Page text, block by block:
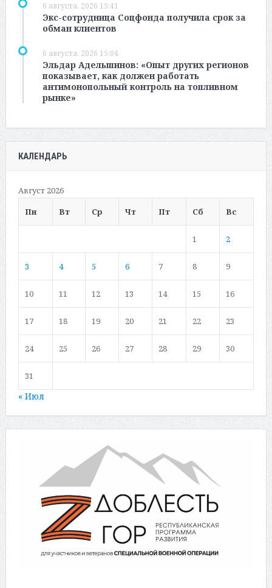
6 августа, 2026 15:41
Экс-сотрудница Соцфонда получила срок за
обман клиентов
6 августа, 2026 15:04
Эльдар Адельшинов: «Опыт других регионов
показывает, как должен работать
антимонопольный контроль на топливном
рынке»
КАЛЕНДАРЬ
Август 2026
Пн
Вт Ср Чт Пт Сб Вс
1 2
3 4 5 6 7 8 9
10 11 12 13 14 15 16
17 18 19 20 21 22 23
24 25 26 27 28 29 30
31
« Июл